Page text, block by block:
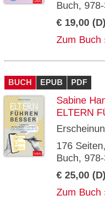
Buch,
€ 19,00 (D)
Zum Buch
BUCH EPUB PDF
Sabine
ELTERN
176
Buch,
€ 25,00 (D)
Zum Buch